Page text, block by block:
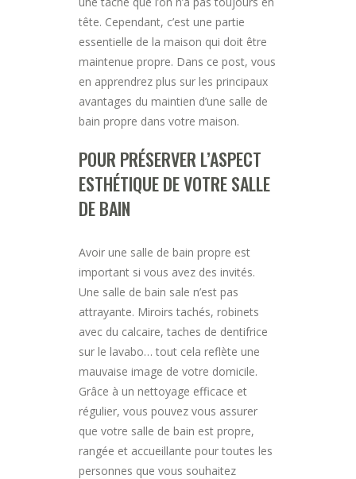
tête. Cependant, c’est une partie
essentielle de la maison qui doit être
maintenue propre. Dans ce post, vous
en apprendrez plus sur les principaux
avantages du maintien d’une salle de
bain propre dans votre maison.
POUR PRÉSERVER L’ASPECT
ESTHÉTIQUE DE VOTRE SALLE
DE BAIN
Avoir une salle de bain propre est
important si vous avez des invités.
Une salle de bain sale n’est pas
attrayante. Miroirs tachés, robinets
avec du calcaire, taches de dentifrice
sur le lavabo… tout cela reflète une
mauvaise image de votre domicile.
Grâce à un nettoyage efficace et
régulier, vous pouvez vous assurer
que votre salle de bain est propre,
rangée et accueillante pour toutes les
personnes que vous souhaitez